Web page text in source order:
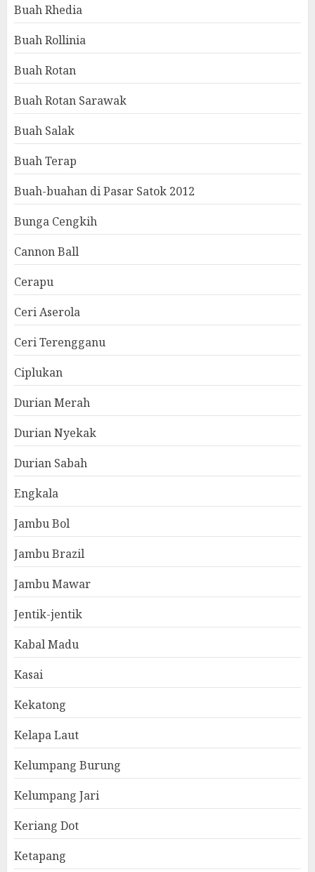
Buah Rhedia
Buah Rollinia
Buah Rotan
Buah Rotan Sarawak
Buah Salak
Buah Terap
Buah-buahan di Pasar Satok 2012
Bunga Cengkih
Cannon Ball
Cerapu
Ceri Aserola
Ceri Terengganu
Ciplukan
Durian Merah
Durian Nyekak
Durian Sabah
Engkala
Jambu Bol
Jambu Brazil
Jambu Mawar
Jentik-jentik
Kabal Madu
Kasai
Kekatong
Kelapa Laut
Kelumpang Burung
Kelumpang Jari
Keriang Dot
Ketapang